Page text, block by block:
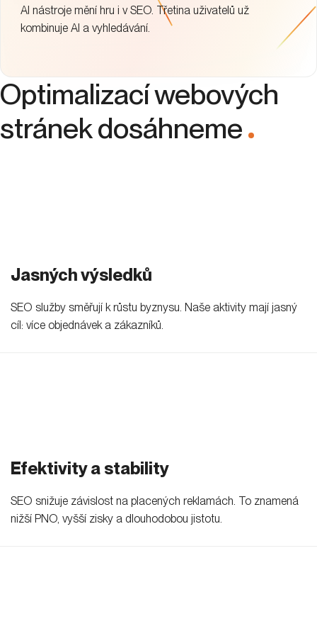
AI nástroje mění hru i v SEO. Třetina uživatelů už
kombinuje AI a vyhledávání.
Optimalizací webových
stránek dosáhneme
.
Jasných výsledků
SEO služby směřují k růstu byznysu. Naše aktivity mají jasný
cíl: více objednávek a zákazníků.
Efektivity a stability
SEO snižuje závislost na placených reklamách. To znamená
nižší PNO, vyšší zisky a dlouhodobou jistotu.